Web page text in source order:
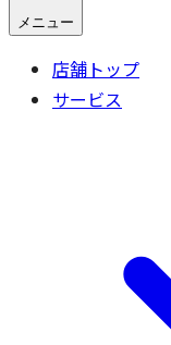
メニュー
店舗トップ
サービス